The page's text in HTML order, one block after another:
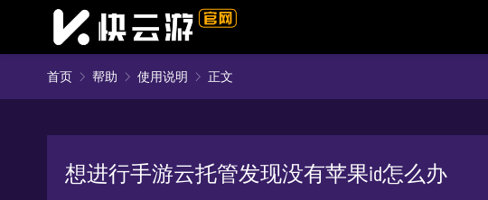
首页 帮助 使用说明 正文
想进行手游云托管发现没有苹果id怎么办